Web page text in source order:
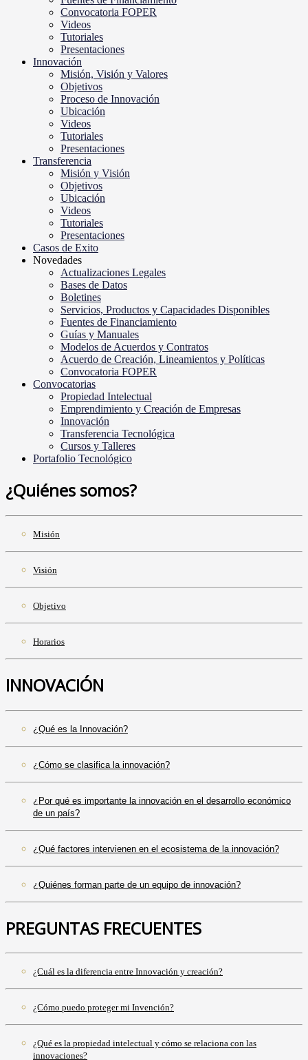
Convocatoria FOPER
Videos
Tutoriales
Presentaciones
Innovación
Misión, Visión y Valores
Objetivos
Proceso de Innovación
Ubicación
Videos
Tutoriales
Presentaciones
Transferencia
Misión y Visión
Objetivos
Ubicación
Videos
Tutoriales
Presentaciones
Casos de Exito
Novedades
Actualizaciones Legales
Bases de Datos
Boletines
Servicios, Productos y Capacidades Disponibles
Fuentes de Financiamiento
Guías y Manuales
Modelos de Acuerdos y Contratos
Acuerdo de Creación, Lineamientos y Políticas
Convocatoria FOPER
Convocatorias
Propiedad Intelectual
Emprendimiento y Creación de Empresas
Innovación
Transferencia Tecnológica
Cursos y Talleres
Portafolio Tecnológico
¿Quiénes somos?
Misión
Visión
Objetivo
Horarios
INNOVACIÓN
¿Qué es la Innovación?
¿Cómo se clasifica la innovación?
¿Por qué es importante la innovación en el desarrollo económico
de un país?
¿Qué factores intervienen en el ecosistema de la innovación?
¿Quiénes forman parte de un equipo de innovación?
PREGUNTAS FRECUENTES
¿Cuál es la diferencia entre Innovación y creación?
¿Cómo puedo proteger mi Invención?
¿Qué es la propiedad intelectual y cómo se relaciona con las
innovaciones?